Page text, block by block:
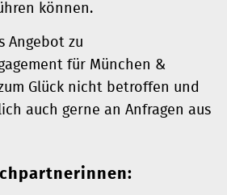
können.
Angebot zu
für München &
Glück nicht betroffen und
auch gerne an Anfragen aus